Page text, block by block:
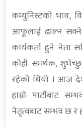
कम्युनिस्टको भाव,
आफूलाई ढाल्न सक्ने
कार्यकर्ता हुने नेता
कोही समर्थक,
रहेको थियो । आज
हाम्रो पार्टीबाट
नेतृत्वबाट सम्भव छ र